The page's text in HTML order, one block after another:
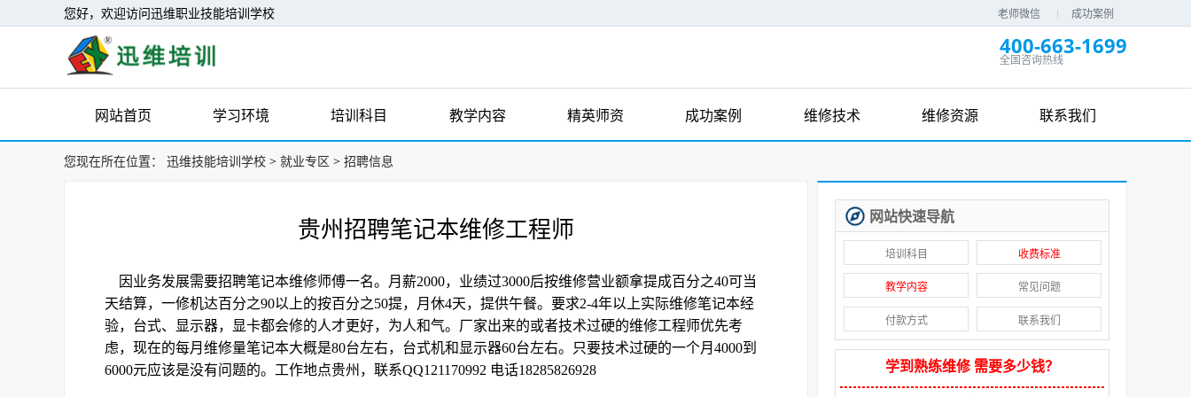
您好，欢迎访问迅维职业技能培训学校 老师微信 成功案例
400-663-1699
全国咨询热线
网站首页 学习环境 培训科目 教学内容 精英师资 成功案例 维修技术 维修资源 联系我们
您现在所在位置： 迅维技能培训学校 > 就业专区 > 招聘信息
贵州招聘笔记本维修工程师
因业务发展需要招聘笔记本维修师傅一名。月薪2000，业绩过3000后按维修营业额拿提成百分之40可当
天结算，一修机达百分之90以上的按百分之50提，月休4天，提供午餐。要求2-4年以上实际维修笔记本经
验，台式、显示器，显卡都会修的人才更好，为人和气。厂家出来的或者技术过硬的维修工程师优先考
虑，现在的每月维修量笔记本大概是80台左右，台式机和显示器60台左右。只要技术过硬的一个月4000到
6000元应该是没有问题的。工作地点贵州，联系QQ121170992 电话18285826928
网站快速导航
培训科目 收费标准
教学内容 常见问题
付款方式 联系我们
学到熟练维修 需要多少钱？